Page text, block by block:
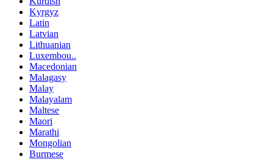
Kyrgyz
Latin
Latvian
Lithuanian
Luxembou..
Macedonian
Malagasy
Malay
Malayalam
Maltese
Maori
Marathi
Mongolian
Burmese